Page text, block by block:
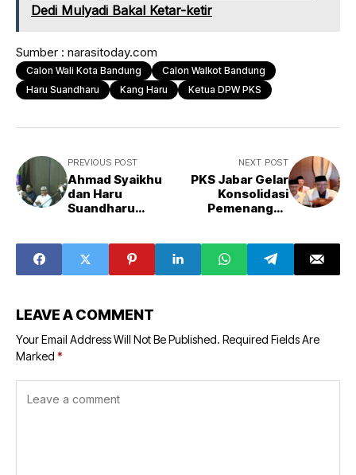
Dedi Mulyadi Bakal Ketar-ketir
Sumber : narasitoday.com
Calon Wali Kota Bandung
Calon Walkot Bandung
Haru Suandharu
Kang Haru Ketua DPW PKS
PREVIOUS POST
Ahmad Syaikhu
dan Haru
Suandharu
Chemistry
NEXT POST
PKS Jabar Gelar
Konsolidasi
Pemenangan
LEAVE A COMMENT
Your Email Address Will Not Be Published. Required Fields Are
Marked *